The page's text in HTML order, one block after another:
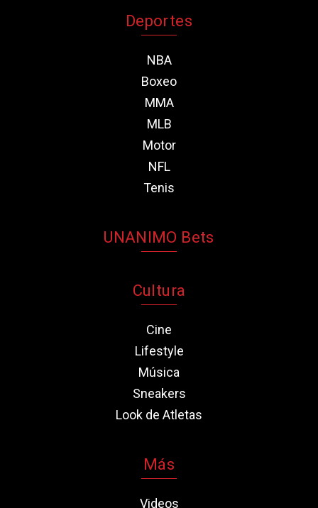
Deportes
NBA
Boxeo
MMA
MLB
Motor
NFL
Tenis
UNANIMO Bets
Cultura
Cine
Lifestyle
Música
Sneakers
Look de Atletas
Más
Videos